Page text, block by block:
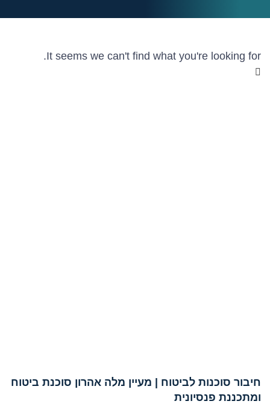
It seems we can't find what you're looking for.
חיבור סוכנות לביטוח | מעיין מלה אהרון סוכנת ביטוח
ומתכננת פנסיונית